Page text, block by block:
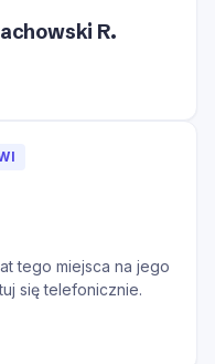
R.
tego miejsca na jego
się telefonicznie.